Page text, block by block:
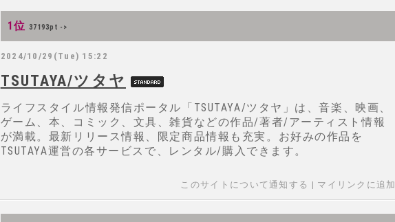
1位 37193pt ->
2024/10/29(Tue) 15:22
TSUTAYA/ツタヤ
ライフスタイル情報発信ポータル「TSUTAYA/ツタヤ」は、音楽、映画、
ゲーム、本、コミック、文具、雑貨などの作品/著者/アーティスト情報
が満載。最新リリース情報、限定商品情報も充実。お好みの作品を
TSUTAYA運営の各サービスで、レンタル/購入できます。
このサイトについて通知する | マイリンクに追加